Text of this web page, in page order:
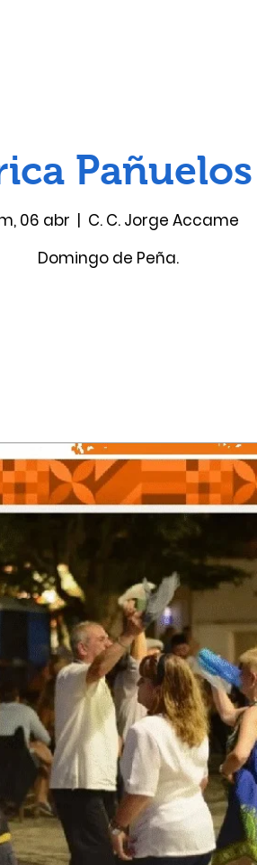
06 abr
  |
C. C. Jorge Accame
Domingo de Peña.